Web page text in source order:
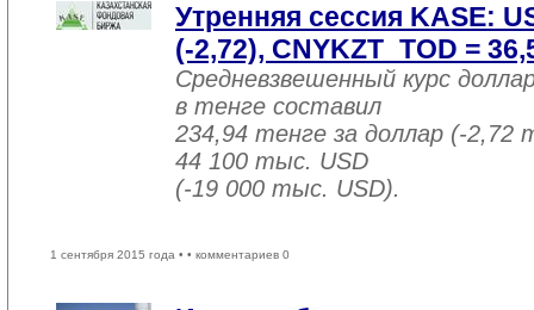
Утренняя сессия KASE:
(-2,72), CNYKZT_TOD =
Средневзвешенный курс
в тенге составил
234,94 тенге за доллар (-2,72
44 100 тыс. USD
(-19 000 тыс. USD).
1 сентября 2015 года • • комментариев 0